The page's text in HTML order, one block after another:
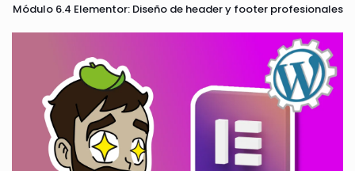
Módulo 6.4 Elementor: Diseño de header y footer profesionales